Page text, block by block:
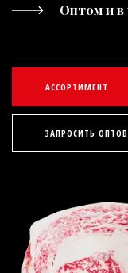
Оптом и в
АССОРТИМЕНТ
ЗАПРОСИТЬ